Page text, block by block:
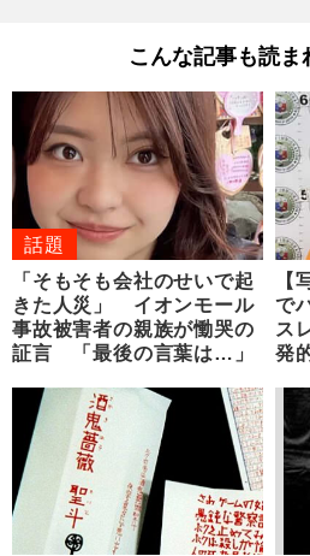
こんな記事も読ま
話題
「そもそも会社のせいで起
きた人災」 イオンモール
事故被害者の親族が慟哭の
証言 「最後の言葉は…」
【
で
ス
発